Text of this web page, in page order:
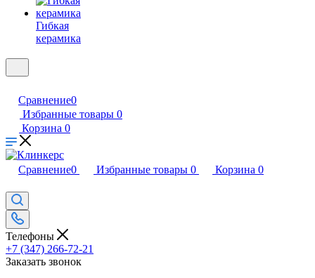
Гибкая
керамика
Сравнение0
Избранные товары 0
Корзина 0
Сравнение0 Избранные товары 0 Корзина 0
Телефоны
+7 (347) 266-72-21
Заказать звонок